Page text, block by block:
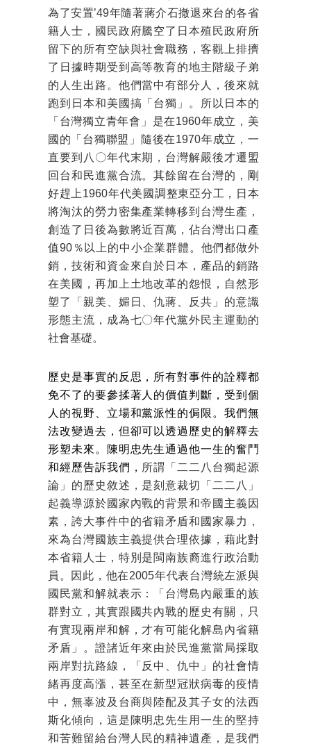
為了安置’49年隨著蔣介石撤退來台的各省
籍人士，國民政府騰空了日本殖民政府所
留下的所有空缺與社會職務，客觀上排擠
了日據時期受到高等教育的地主階級子弟
的人生出路。他們當中有部分人，後來就
跑到日本和美國搞「台獨」。所以日本的
「台灣獨立青年會」是在1960年成立，美
國的「台獨聯盟」隨後在1970年成立，一
直要到八〇年代末期，台灣解嚴後才遷盟
回台和民進黨合流。其餘留在台灣的，剛
好趕上1960年代美國調整東亞分工，日本
將淘汰的勞力密集產業轉移到台灣生產，
創造了日後為數將近百萬，佔台灣出口產
值90％以上的中小企業群體。他們都做外
銷，技術和資金來自於日本，產品的銷路
在美國，再加上土地改革的怨恨，自然形
塑了「親美、媚日、仇蔣、反共」的意識
形態主流，成為七〇年代黨外民主運動的
社會基礎。
歷史是事實的反思，所有對事件的詮釋都
免不了的要參揉著人的價值判斷，受到個
人的視野、立場和黨派性的侷限。我們無
法改變過去，但卻可以透過歷史的解釋去
形塑未來。陳明忠先生通過他一生的奮鬥
和經歷告訴我們， 所謂「二二八台獨起源
論」的歷史敘述，是刻意裁切「二二八」
起義導源於國家內戰的背景和帝國主義因
素，誇大事件中的省籍矛盾和國家暴力，
來為台灣國族主義提供合理依據，藉此對
本省籍人士，特別是閩南族裔進行政治動
員。因此，他在2005年代表台灣統左派與
國民黨和解就表示：「台灣島內嚴重的族
群對立，其實跟國共內戰的歷史有關，只
有實現兩岸和解，才有可能化解島內省籍
矛盾」。證諸近年來由於民進黨當局採取
兩岸對抗路線，「反中、仇中」的社會情
緒再度高漲，甚至在新型冠狀病毒的疫情
中，無辜波及台商與陸配及其子女的法西
斯化傾向，這是陳明忠先生用一生的堅持
和苦難留給台灣人民的精神遺產，是我們